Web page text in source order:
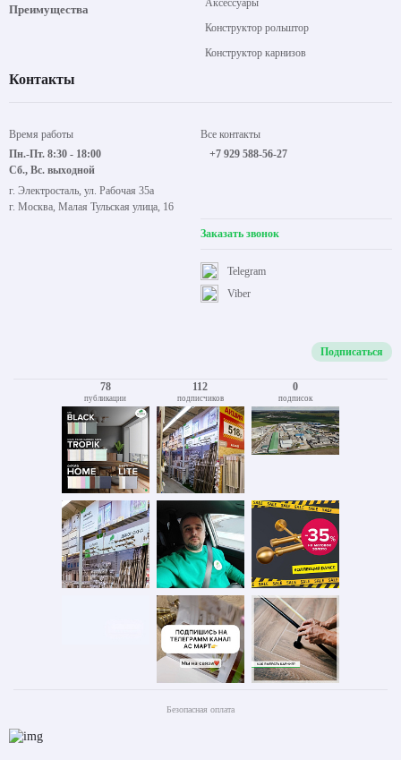
Преимущества
Конструктор рольштор
Конструктор карнизов
Контакты
Время работы
Пн.-Пт. 8:30 - 18:00
Сб., Вс. выходной
г. Электросталь, ул. Рабочая 35а
г. Москва, Малая Тульская улица, 16
Все контакты
+7 929 588-56-27
Заказать звонок
Viber
Telegram
Подписаться
78
публикации
112
подписчиков
0
подписок
Безопасная оплата